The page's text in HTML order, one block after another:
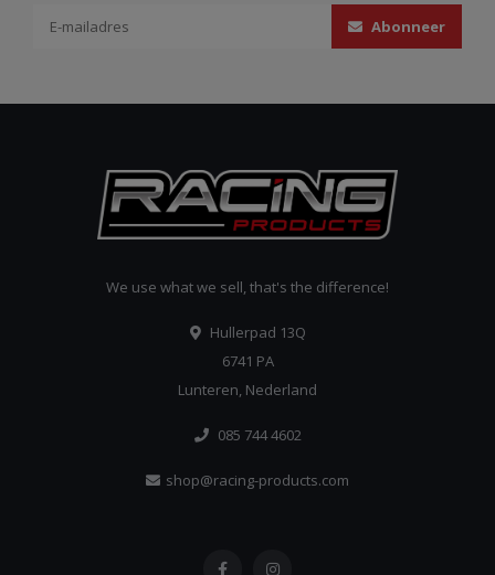
Abonneer
We use what we sell, that's the difference!
Hullerpad 13Q
6741 PA
Lunteren, Nederland
085 744 4602
shop@racing-products.com